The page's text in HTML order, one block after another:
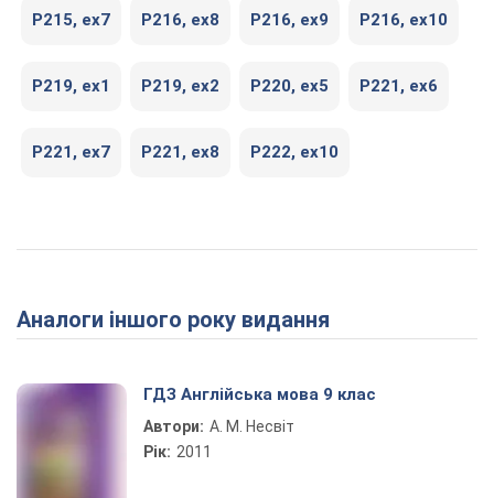
P215, ex7 P216, ex8 P216, ex9 P216, ex10
P219, ex1 P219, ex2 P220, ex5 P221, ex6
P221, ex7 P221, ex8 P222, ex10
Аналоги іншого року видання
ГДЗ Англійська мова 9 клас
Автори: А. М. Несвіт
Рік: 2011